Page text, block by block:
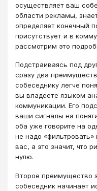
осуществляет ваш
области рекламы,
определяет конечный
присутствует и в
рассмотрим это
Подстраиваясь под
сразу два
собеседнику легче
вы владеете языком
коммуникации. Его
ваши сигналы на
оба уже говорите на
не надо
вас, а это значит, что
нулю.
Второе преимущество
собеседник начинает